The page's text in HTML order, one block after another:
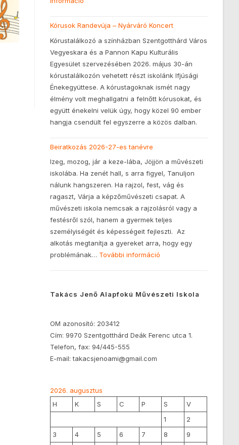
Kórusok Randevúja – Nyárváró Koncert
Kórustalálkozó a színházban Szentgotthárd Város
Vegyeskara és a Pannon Kapu Kulturális
Egyesület szervezésében 2026. május 30-án
kórustalálkozón vehetett részt iskolánk Ifjúsági
Énekegyüttese. A kórustagoknak ismét nagy
élmény volt meghallgatni a felnőtt kórusokat, és
együtt énekelni velük úgy, hogy közel 90 ember
hangja csendült fel egyszerre a közös dalban.
Beiratkozás 2026-27-es tanévre
Izeg, mozog, jár a keze-lába, Jöjjön a művészeti
iskolába. Ha zenét hall, s arra figyel, Tanuljon
nálunk hangszeren. Ha rajzol, fest, vág és
ragaszt, Várja a képzőművészeti csapat. A
művészeti iskola nemcsak a rajzolásról vagy a
festésről szól, hanem a gyermek teljes
személyiségét és képességeit fejleszti. Az
alkotás megtanítja a gyereket arra, hogy egy
problémának… További információ
Takács Jenő Alapfokú Művészeti Iskola
OM azonosító: 203412
Cím: 9970 Szentgotthárd Deák Ferenc utca 1.
Telefon, fax: 94/445-555
E-mail: takacsjenoami@gmail.com
2026. augusztus
H
K S C P S
V
1
2
3
4 5 6 7 8 9